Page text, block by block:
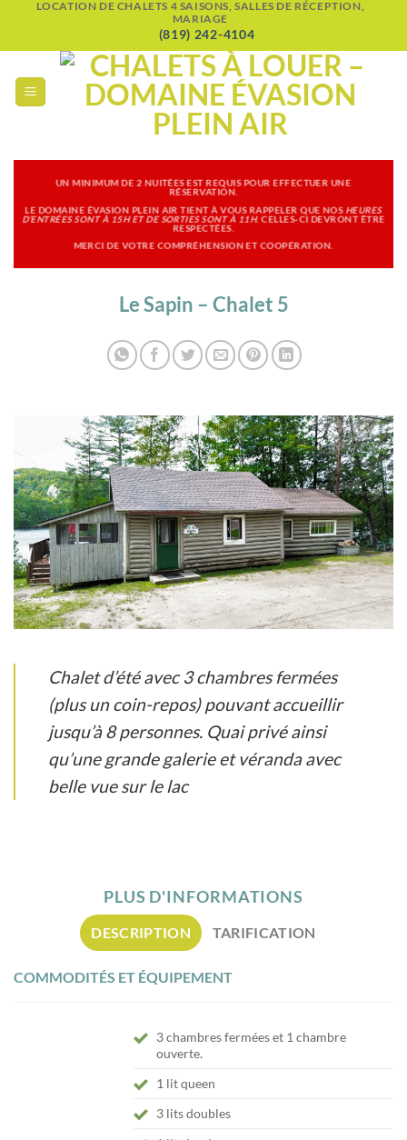
Passer
contenu
LOCATION DE CHALETS 4 SAISONS, SALLES DE RÉCEPTION,
MARIAGE
(819) 242-4104
UN MINIMUM DE 2 NUITÉES EST REQUIS POUR EFFECTUER UNE
RÉSERVATION.
LE DOMAINE ÉVASION PLEIN AIR TIENT À VOUS RAPPELER QUE NOS HEURES
D’ENTRÉES SONT À 15H ET DE SORTIES SONT À 11H. CELLES-CI DEVRONT ÊTRE
RESPECTÉES.
MERCI DE VOTRE COMPRÉHENSION ET COOPÉRATION.
Le Sapin – Chalet 5
Chalet d’été avec 3 chambres fermées
(plus un coin-repos) pouvant accueillir
jusqu’à 8 personnes. Quai privé ainsi
qu’une grande galerie et véranda avec
belle vue sur le lac
PLUS D'INFORMATIONS
DESCRIPTION TARIFICATION
COMMODITÉS ET ÉQUIPEMENT
3 chambres fermées et 1 chambre
ouverte.
1 lit queen
3 lits doubles